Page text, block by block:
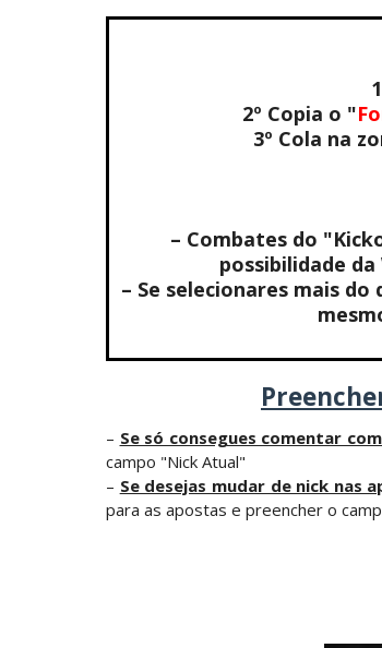
2º Copia o "
3º Cola na
– Combates do
possibilidade
– Se selecionares mais
– Se só consegues comentar
campo "Nick Atual"
– Se desejas mudar de nick nas
para as apostas e preencher o